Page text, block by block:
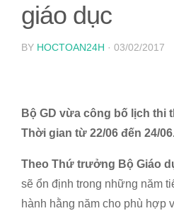
giáo dục
BY HOCTOAN24H · 03/02/2017
Bộ GD vừa công bố lịch thi
Thời gian từ 22/06 đến 24/
Theo Thứ trưởng Bộ Giáo
sẽ ổn định trong những năm
hành hằng năm cho phù hợp